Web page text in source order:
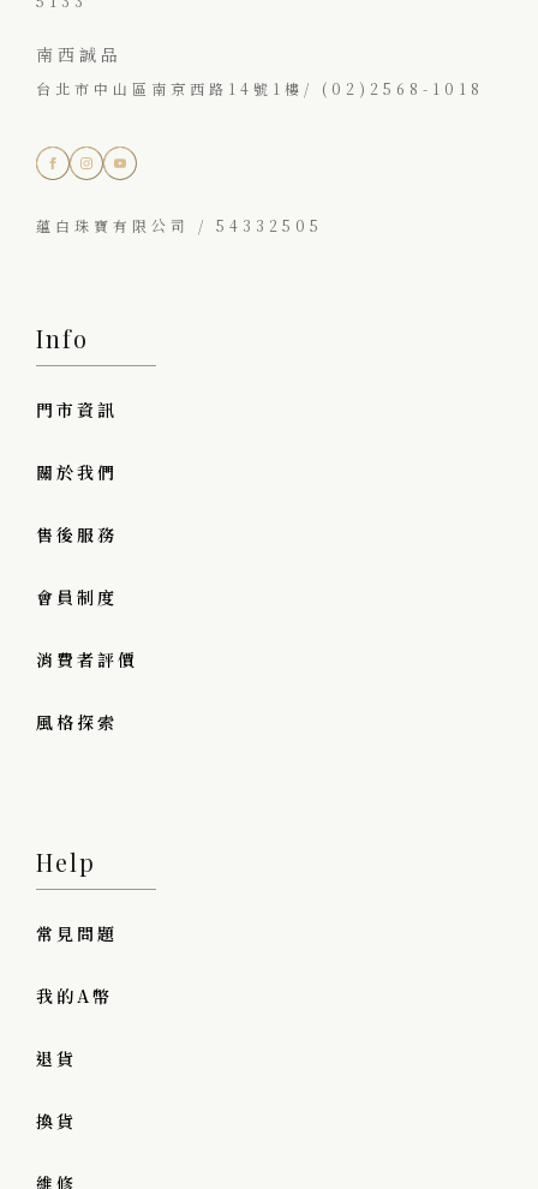
南西誠品
台北市中山區南京西路14號1樓/ (02)2568-1018
蘊白珠寶有限公司 / 54332505
Info
門市資訊
關於我們
售後服務
會員制度
消費者評價
風格探索
Help
常見問題
我的A幣
退貨
換貨
維修